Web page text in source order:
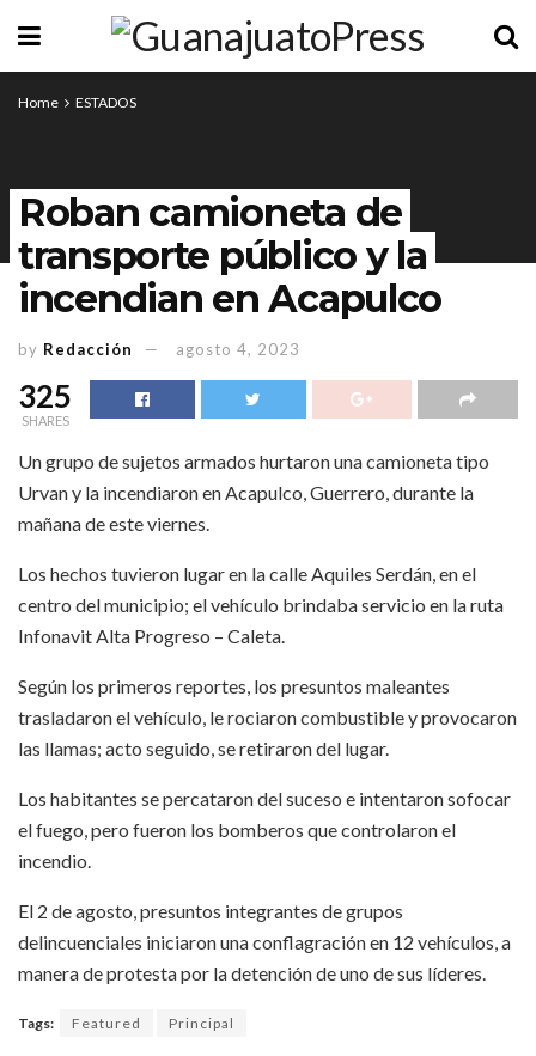
Home ESTADOS
Roban camioneta de
transporte público y la
incendian en Acapulco
by Redacción agosto 4, 2023
325
SHARES
Un grupo de sujetos armados hurtaron una camioneta tipo
Urvan y la incendiaron en Acapulco, Guerrero, durante la
mañana de este viernes.
Los hechos tuvieron lugar en la calle Aquiles Serdán, en el
centro del municipio; el vehículo brindaba servicio en la ruta
Infonavit Alta Progreso – Caleta.
Según los primeros reportes, los presuntos maleantes
trasladaron el vehículo, le rociaron combustible y provocaron
las llamas; acto seguido, se retiraron del lugar.
Los habitantes se percataron del suceso e intentaron sofocar
el fuego, pero fueron los bomberos que controlaron el
incendio.
El 2 de agosto, presuntos integrantes de grupos
delincuenciales iniciaron una conflagración en 12 vehículos, a
manera de protesta por la detención de uno de sus líderes.
Tags: Featured Principal